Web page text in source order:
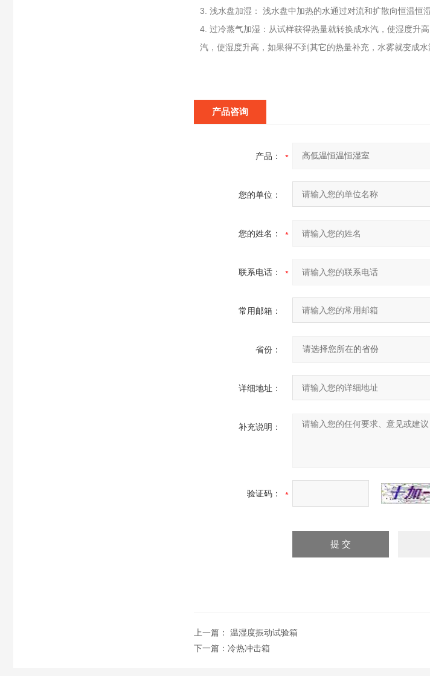
3. 浅水盘加湿： 浅水盘中加热的水通过对流和扩散向恒温恒
4. 过冷蒸气加湿：从试样获得热量就转换成水汽，使湿度升
汽，使湿度升高，如果得不到其它的热量补充，水雾就变成水
产品咨询
产品：
您的单位：
您的姓名：
联系电话：
常用邮箱：
省份：
详细地址：
补充说明：
验证码：
上一篇： 温湿度振动试验箱
下一篇： 冷热冲击箱